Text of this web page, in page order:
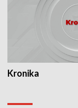
Kronika